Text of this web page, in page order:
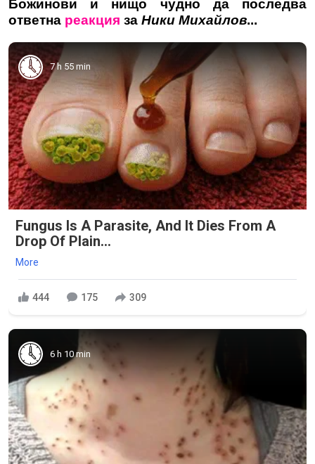
Божинови и нищо чудно да последва
ответна реакция за Ники Михайлов...
7 h 55 min
Fungus Is A Parasite, And It Dies From A
Drop Of Plain...
More
444 175 309
6 h 10 min